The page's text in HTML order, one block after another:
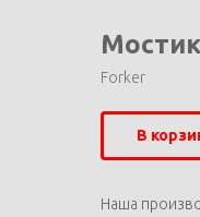
Forker
В
Наша